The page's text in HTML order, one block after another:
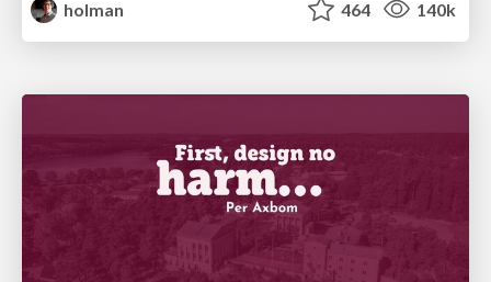
holman
464 140k